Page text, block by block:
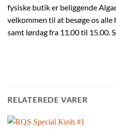
fysiske butik er beliggende
velkommen til at besøge os
samt lørdag fra 11.00 til 15.00.
RELATEREDE VARER